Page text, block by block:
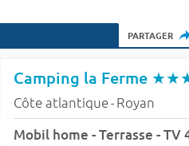
PARTAGER
Camping la Ferme
Côte atlantique- Royan
Mobil home - Terrasse - TV